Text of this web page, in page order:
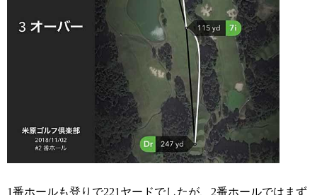
1番ホールも登りで221ヤードでしたが、2番ホールではまず